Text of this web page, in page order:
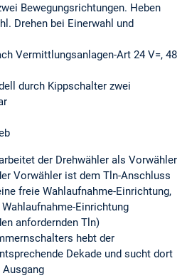
Bewegungsrichtungen. Heben
Drehen bei Einerwahl und
Vermittlungsanlagen-Art 24 V=, 48
durch Kippschalter zwei
der Drehwähler als Vorwähler
Vorwähler ist dem Tln-Anschluss
freie Wahlaufnahme-Einrichtung,
Einrichtung
anfordernden Tln)
hebt der
Dekade und sucht dort